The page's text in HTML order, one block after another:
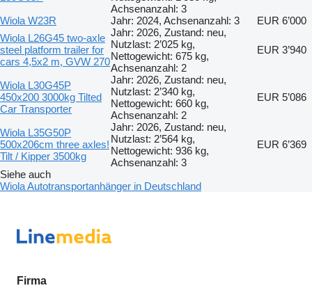
Achsenanzahl: 3
Wiola W23R Jahr: 2024, Achsenanzahl: 3
EUR 6’000
Wiola L26G45 two-axle
steel platform trailer for
cars 4,5x2 m, GVW 270
Jahr: 2026, Zustand: neu,
Nutzlast: 2’025 kg,
Nettogewicht: 675 kg,
Achsenanzahl: 2
EUR 3’940
Wiola L30G45P
450x200 3000kg Tilted
Car Transporter
Jahr: 2026, Zustand: neu,
Nutzlast: 2’340 kg,
Nettogewicht: 660 kg,
Achsenanzahl: 2
EUR 5’086
Wiola L35G50P
500x206cm three axles!
Tilt / Kipper 3500kg
Jahr: 2026, Zustand: neu,
Nutzlast: 2’564 kg,
Nettogewicht: 936 kg,
Achsenanzahl: 3
EUR 6’369
Siehe auch
Wiola Autotransportanhänger in Deutschland
Firma